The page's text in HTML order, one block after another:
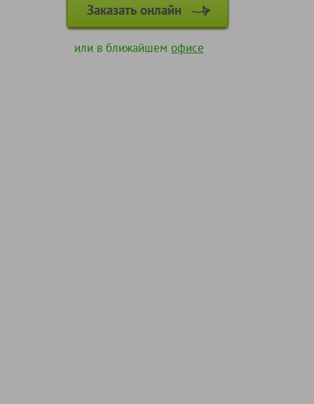
Заказать онлайн
или в ближайшем офисе